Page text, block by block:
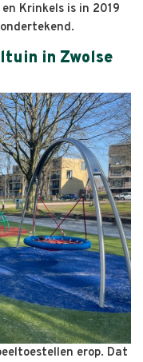
Krinkels is in 2019
in Zwolse
erop. Dat